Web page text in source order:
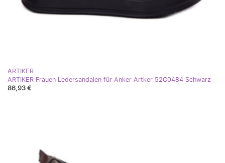
ARTIKER
ARTIKER Frauen Ledersandalen für Anker Artker 52C0484 Schwarz
86,93 €